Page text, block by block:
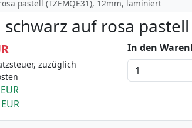
pastell (TZEMQE31), 12mm, laminiert
auf rosa
zuzüglich
In den